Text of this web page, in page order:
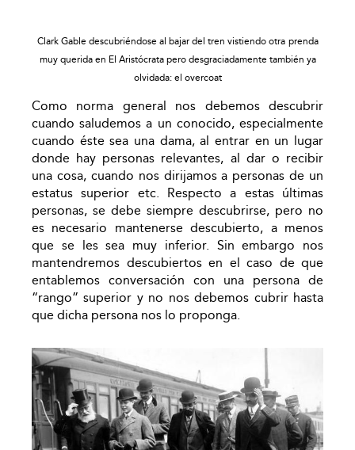
Clark Gable descubriéndose al bajar del tren vistiendo otra prenda
muy querida en El Aristócrata pero desgraciadamente también ya
olvidada: el overcoat
Como norma general nos debemos descubrir
cuando saludemos a un conocido, especialmente
cuando éste sea una dama, al entrar en un lugar
donde hay personas relevantes, al dar o recibir
una cosa, cuando nos dirijamos a personas de un
estatus superior etc. Respecto a estas últimas
personas, se debe siempre descubrirse, pero no
es necesario mantenerse descubierto, a menos
que se les sea muy inferior. Sin embargo nos
mantendremos descubiertos en el caso de que
entablemos conversación con una persona de
“rango” superior y no nos debemos cubrir hasta
que dicha persona nos lo proponga.